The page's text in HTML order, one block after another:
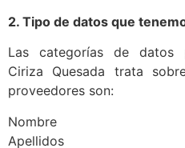
2. Tipo de datos que
Las categorías de datos
Ciriza Quesada trata
proveedores son:
Nombre
Apellidos